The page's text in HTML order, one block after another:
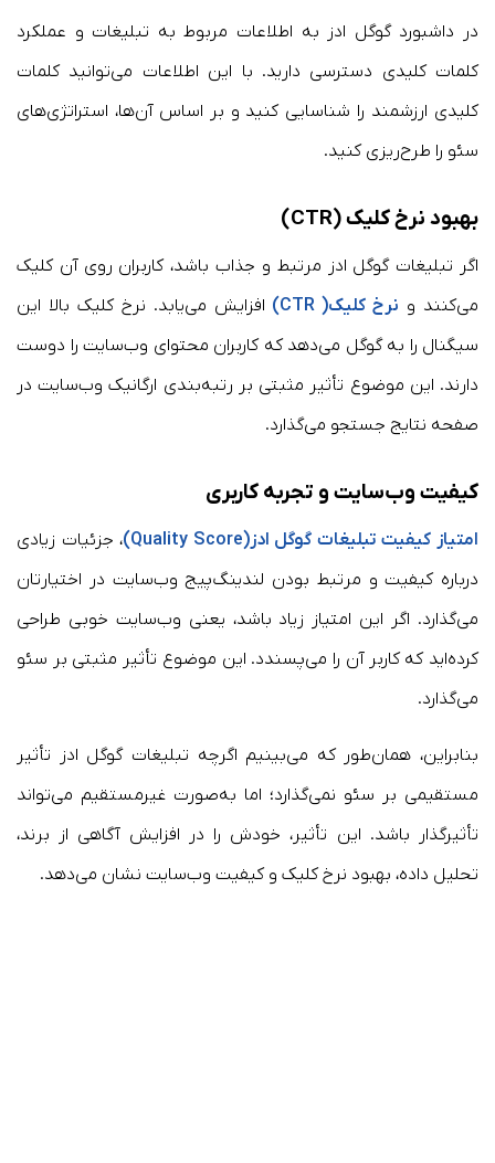
در داشبورد گوگل ادز به اطلاعات مربوط به تبلیغات و عملکرد
کلمات کلیدی دسترسی دارید. با این اطلاعات می‌توانید کلمات
کلیدی ارزشمند را شناسایی کنید و بر اساس آن‌ها، استراتژی‌های
سئو را طرح‌ریزی کنید.
بهبود نرخ کلیک (CTR)
اگر تبلیغات گوگل ادز مرتبط و جذاب باشد، کاربران روی آن کلیک
می‌کنند و نرخ کلیک( CTR)
افزایش می‌یابد. نرخ کلیک بالا این
سیگنال را به گوگل می‌دهد که کاربران محتوای وب‌سایت را دوست
دارند. این موضوع تأثیر مثبتی بر رتبه‌بندی ارگانیک وب‌سایت در
صفحه نتایج جستجو می‌گذارد.
کیفیت وب‌سایت و تجربه کاربری
امتیاز کیفیت تبلیغات گوگل ادز(Quality Score)
، جزئیات زیادی
درباره کیفیت و مرتبط بودن لندینگ‌پیج وب‌سایت در اختیارتان
می‌گذارد. اگر این امتیاز زیاد باشد، یعنی وب‌سایت خوبی طراحی
کرده‌اید که کاربر آن را می‌پسندد. این موضوع تأثیر مثبتی بر سئو
می‌گذارد.
بنابراین، همان‌طور که می‌بینیم اگرچه تبلیغات گوگل ادز تأثیر
مستقیمی بر سئو نمی‌گذارد؛ اما به‌صورت غیرمستقیم می‌تواند
تأثیرگذار باشد. این تأثیر، خودش را در افزایش آگاهی از برند،
تحلیل داده، بهبود نرخ کلیک و کیفیت وب‌سایت نشان می‌دهد.